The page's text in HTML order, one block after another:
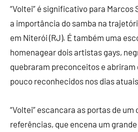
“Voltei” é significativo para
a importância do samba na
em Niterói (RJ). É também uma
homenagear dois artistas gays,
quebraram preconceitos e abriram
pouco reconhecidos nos dias
“Voltei” escancara as portas de um
referências, que encena um